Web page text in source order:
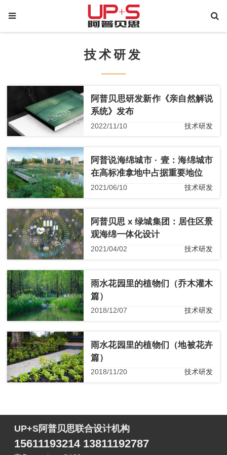
技术研发
阿普贝思研发新作《亲自然解说
系统》发布
2022/11/10 技术研发
阿普说海绵城市 · 壹：海绵城市
在高标准拿地中占据重要地位
2021/06/10 技术研发
阿普贝思 x 绿城集团：居住区景
观海绵一体化设计
2021/04/02 技术研发
雨水花园里的植物们（乔木灌木
篇）
2018/12/07 技术研发
雨水花园里的植物们（地被花卉
篇）
2018/11/20 技术研发
UP+S阿普贝思联合设计机构
15611193214 13811192787